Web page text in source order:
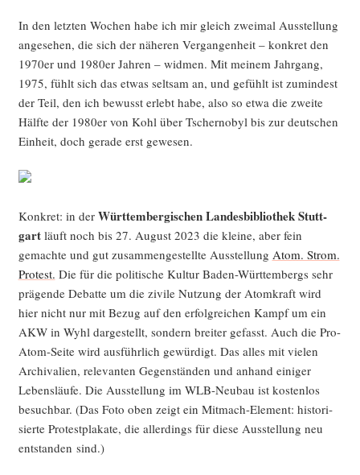
In den letz­ten Wochen habe ich mir gleich zwei­mal Aus­stel­lung
ange­se­hen, die sich der nähe­ren Ver­gan­gen­heit – kon­kret den
1970er und 1980er Jah­ren – wid­men. Mit mei­nem Jahr­gang,
1975, fühlt sich das etwas selt­sam an, und gefühlt ist zumin­dest
der Teil, den ich bewusst erlebt habe, also so etwa die zwei­te
Hälf­te der 1980er von Kohl über Tscher­no­byl bis zur deut­schen
Ein­heit, doch gera­de erst gewesen.
Kon­kret: in der Würt­tem­ber­gi­schen Lan­des­bi­blio­thek Stutt­
gartläuft noch bis 27. August 2023 die klei­ne, aber fein
gemach­te und gut zusam­men­ge­stell­te Aus­stel­lung Atom. Strom.
Pro­test. Die für die poli­ti­sche Kul­tur Baden-Würt­tem­bergs sehr
prä­gen­de Debat­te um die zivi­le Nut­zung der Atom­kraft wird
hier nicht nur mit Bezug auf den erfolg­rei­chen Kampf um ein
AKW in Wyhl dar­ge­stellt, son­dern brei­ter gefasst. Auch die Pro-
Atom-Sei­te wird aus­führ­lich gewür­digt. Das alles mit vie­len
Archi­va­li­en, rele­van­ten Gegen­stän­den und anhand eini­ger
Lebens­läu­fe. Die Aus­stel­lung im WLB-Neu­bau ist kos­ten­los
besuch­bar. (Das Foto oben zeigt ein Mit­mach-Ele­ment: his­to­ri­
sier­te Pro­test­pla­ka­te, die aller­dings für die­se Aus­stel­lung neu
ent­stan­den sind.)